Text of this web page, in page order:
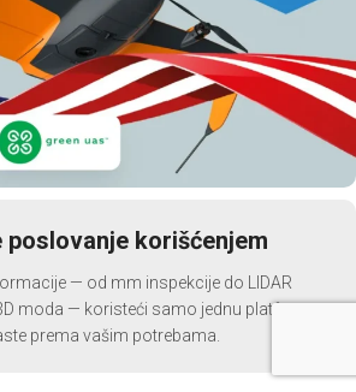
korišćenjem
— od mm inspekcije do LIDAR
moda — koristeći samo jednu platformu
prema vašim potrebama.